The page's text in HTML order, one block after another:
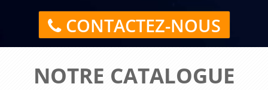
CONTACTEZ-NOUS
NOTRE CATALOGUE